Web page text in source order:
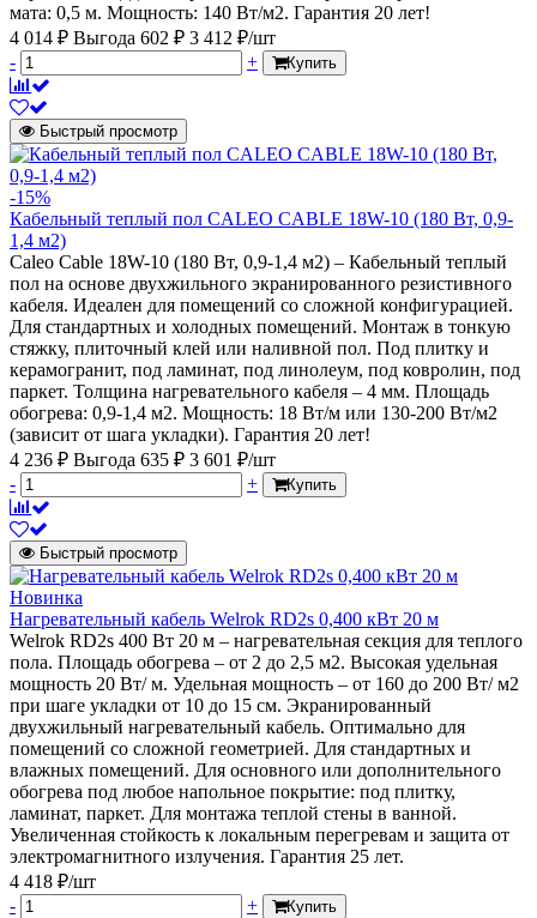
мата: 0,5 м. Мощность: 140 Вт/м2. Гарантия 20 лет!
4 014 ₽ Выгода 602 ₽ 3 412 ₽/шт
-
+ Купить
Быстрый просмотр
-15%
Кабельный теплый пол CALEO CABLE 18W-10 (180 Вт, 0,9-
1,4 м2)
Caleo Cable 18W-10 (180 Вт, 0,9-1,4 м2) – Кабельный теплый
пол на основе двухжильного экранированного резистивного
кабеля. Идеален для помещений со сложной конфигурацией.
Для стандартных и холодных помещений. Монтаж в тонкую
стяжку, плиточный клей или наливной пол. Под плитку и
керамогранит, под ламинат, под линолеум, под ковролин, под
паркет. Толщина нагревательного кабеля – 4 мм. Площадь
обогрева: 0,9-1,4 м2. Мощность: 18 Вт/м или 130-200 Вт/м2
(зависит от шага укладки). Гарантия 20 лет!
4 236 ₽ Выгода 635 ₽ 3 601 ₽/шт
-
+ Купить
Быстрый просмотр
Новинка
Нагревательный кабель Welrok RD2s 0,400 кВт 20 м
Welrok RD2s 400 Вт 20 м – нагревательная секция для теплого
пола. Площадь обогрева – от 2 до 2,5 м2. Высокая удельная
мощность 20 Вт/ м. Удельная мощность – от 160 до 200 Вт/ м2
при шаге укладки от 10 до 15 см. Экранированный
двухжильный нагревательный кабель. Оптимально для
помещений со сложной геометрией. Для стандартных и
влажных помещений. Для основного или дополнительного
обогрева под любое напольное покрытие: под плитку,
ламинат, паркет. Для монтажа теплой стены в ванной.
Увеличенная стойкость к локальным перегревам и защита от
электромагнитного излучения. Гарантия 25 лет.
4 418 ₽/шт
-
+ Купить